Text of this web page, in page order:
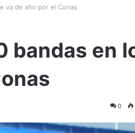
va de año por el Conas
bandas en
0